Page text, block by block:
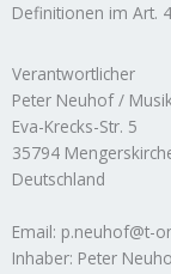
Definitionen im Art.
Verantwortlicher
Peter Neuhof /
Eva-Krecks-Str. 5
35794
Deutschland
Email: p.neuhof@t-
Inhaber: Peter